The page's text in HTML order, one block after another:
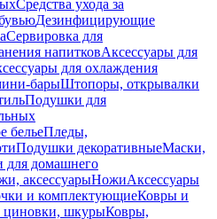
Средства ухода за
Дезинфицирующие
Сервировка для
напитковАксессуары для
для охлаждения
барыШтопоры, открывалки
Подушки для
бельеПледы,
Подушки декоративныеМаски,
для домашнего
аксессуарыНожиАксессуары
и комплектующиеКовры и
циновки, шкурыКовры,